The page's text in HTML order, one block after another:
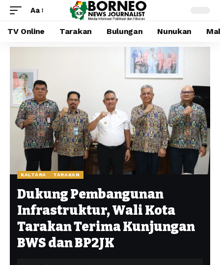
Aa
TV Online Tarakan Bulungan Nunukan
KALTARA TARAKAN
Dukung Pembangunan
Infrastruktur, Wali Kota
Tarakan Terima Kunjungan
BWS dan BP2JK